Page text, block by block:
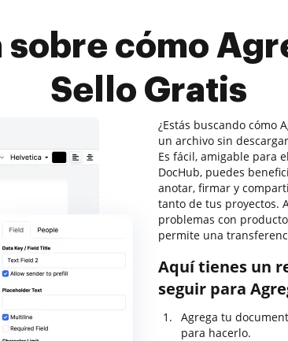
sobre cómo
Sello Gratis
¿Estás buscando cómo
un archivo sin
Es fácil, amigable para
DocHub, puedes
anotar, firmar y
tanto de tus proyectos.
problemas con
permite una
Aquí tienes un
seguir para
Agrega tu
para hacerlo.